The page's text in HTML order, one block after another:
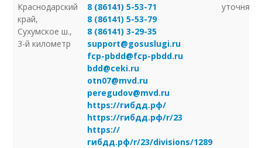
Краснодарский
край,
Сухумское ш.,
3-й километр
8 (86141) 5-53-71
8 (86141) 5-53-79
8 (86141) 3-29-35
support@gosuslugi.ru
fcp-pbdd@fcp-pbdd.ru
bdd@ceki.ru
otn07@mvd.ru
peregudov@mvd.ru
https://гибдд.рф/
https://гибдд.рф/r/23
https://
гибдд.рф/r/23/divisions/1289